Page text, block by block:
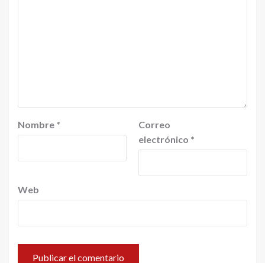
Nombre *
Correo
electrónico *
Web